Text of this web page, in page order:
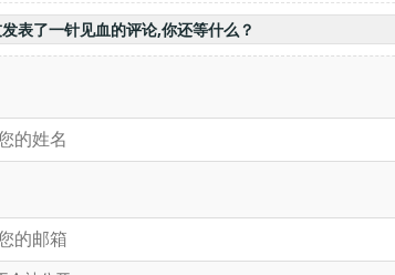
表了一针见血的评论,你还等什么？